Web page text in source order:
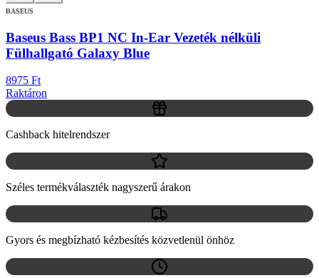
BASEUS
Baseus Bass BP1 NC In-Ear Vezeték nélküli
Fülhallgató Galaxy Blue
8975 Ft
Raktáron
Cashback hitelrendszer
Széles termékválaszték nagyszerű árakon
Gyors és megbízható kézbesítés közvetlenül önhöz